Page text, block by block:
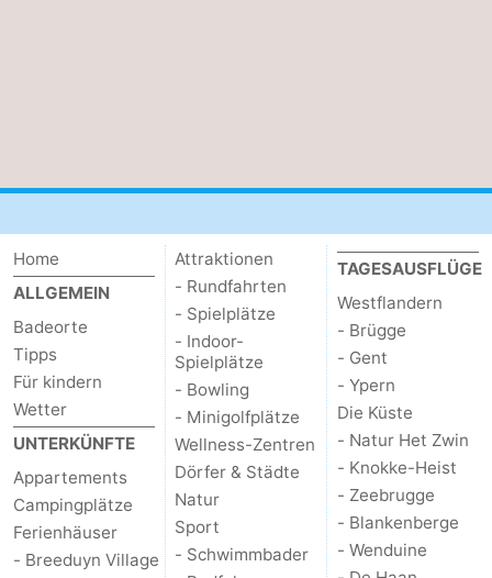
Home
ALLGEMEIN
Badeorte
Tipps
Für kindern
Wetter
UNTERKÜNFTE
Appartements
Campingplätze
Ferienhäuser
- Breeduyn Village
Attraktionen
- Rundfahrten
- Spielplätze
- Indoor-
Spielplätze
- Bowling
- Minigolfplätze
Wellness-Zentren
Dörfer & Städte
Natur
Sport
- Schwimmbader
TAGESAUSFLÜGE
Westflandern
- Brügge
- Gent
- Ypern
Die Küste
- Natur Het Zwin
- Knokke-Heist
- Zeebrugge
- Blankenberge
- Wenduine